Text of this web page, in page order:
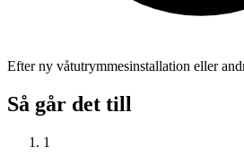
Efter ny våtutrymmesinstallation eller
Så går det till
1